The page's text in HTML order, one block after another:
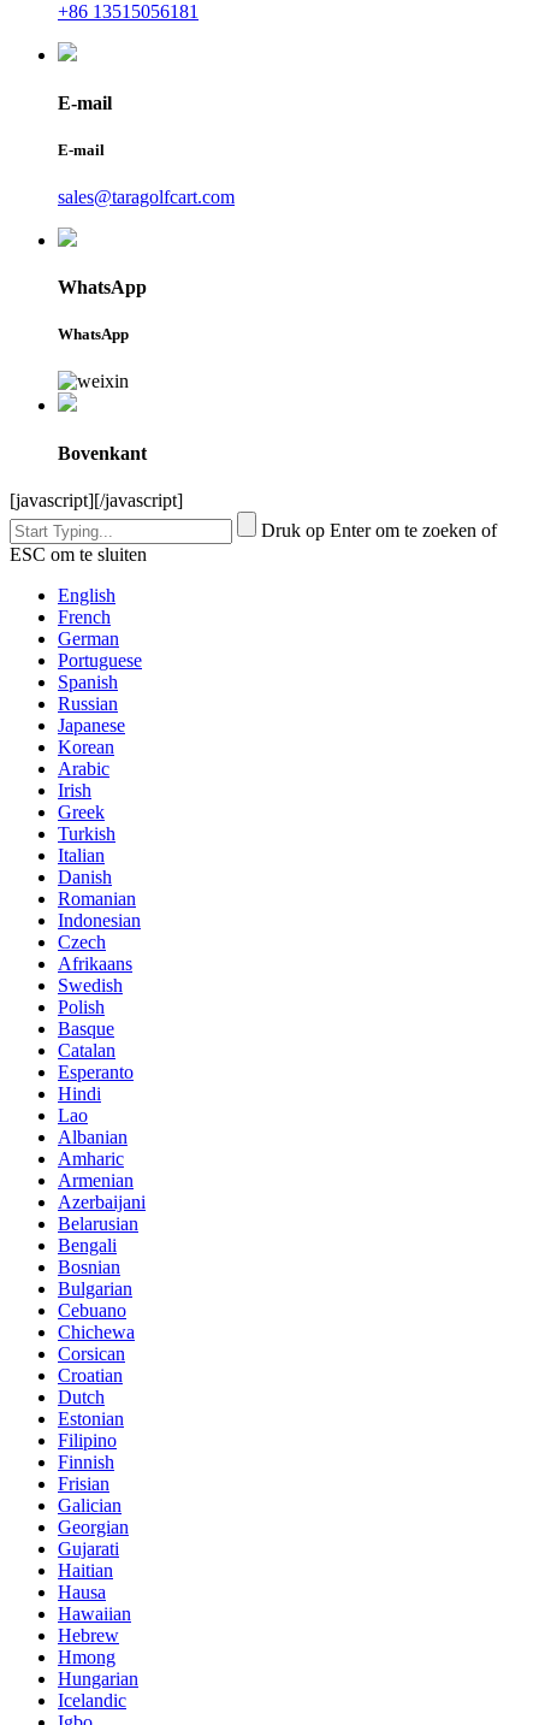
+86 13515056181
E-mail
E-mail
sales@taragolfcart.com
WhatsApp
WhatsApp
Bovenkant
[javascript][/javascript]
Druk op Enter om te zoeken of
ESC om te sluiten
English
French
German
Portuguese
Spanish
Russian
Japanese
Korean
Arabic
Irish
Greek
Turkish
Italian
Danish
Romanian
Indonesian
Czech
Afrikaans
Swedish
Polish
Basque
Catalan
Esperanto
Hindi
Lao
Albanian
Amharic
Armenian
Azerbaijani
Belarusian
Bengali
Bosnian
Bulgarian
Cebuano
Chichewa
Corsican
Croatian
Dutch
Estonian
Filipino
Finnish
Frisian
Galician
Georgian
Gujarati
Haitian
Hausa
Hawaiian
Hebrew
Hmong
Hungarian
Icelandic